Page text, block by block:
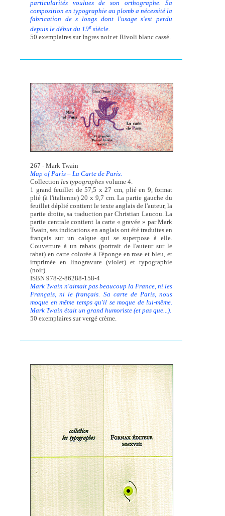
particularités voulues de son orthographe. Sa
composition en typographie au plomb a nécessité la
fabrication de s longs dont l'usage s'est perdu
depuis le début du 19esiècle.
50 exemplaires sur Ingres noir et Rivoli blanc cassé.
267 - Mark Twain
Map of Paris – La Carte de Paris.
Collection les typographesvolume 4.
1 grand feuillet de 57,5 x 27 cm, plié en 9, format
plié (à l'italienne) 20 x 9,7 cm. La partie gauche du
feuillet déplié contient le texte anglais de l'auteur, la
partie droite, sa traduction par Christian Laucou. La
partie centrale contient la carte « gravée » par Mark
Twain, ses indications en anglais ont été traduites en
français sur un calque qui se superpose à elle.
Couverture à un rabats (portrait de l'auteur sur le
rabat) en carte colorée à l'éponge en rose et bleu, et
imprimée en linogravure (violet) et typographie
(noir).
ISBN 978-2-86288-158-4
Mark Twain n'aimait pas beaucoup la France, ni les
Français, ni le français. Sa carte de Paris, nous
moque en même temps qu'il se moque de lui-même.
Mark Twain était un grand humoriste (et pas que...).
50 exemplaires sur vergé crème.